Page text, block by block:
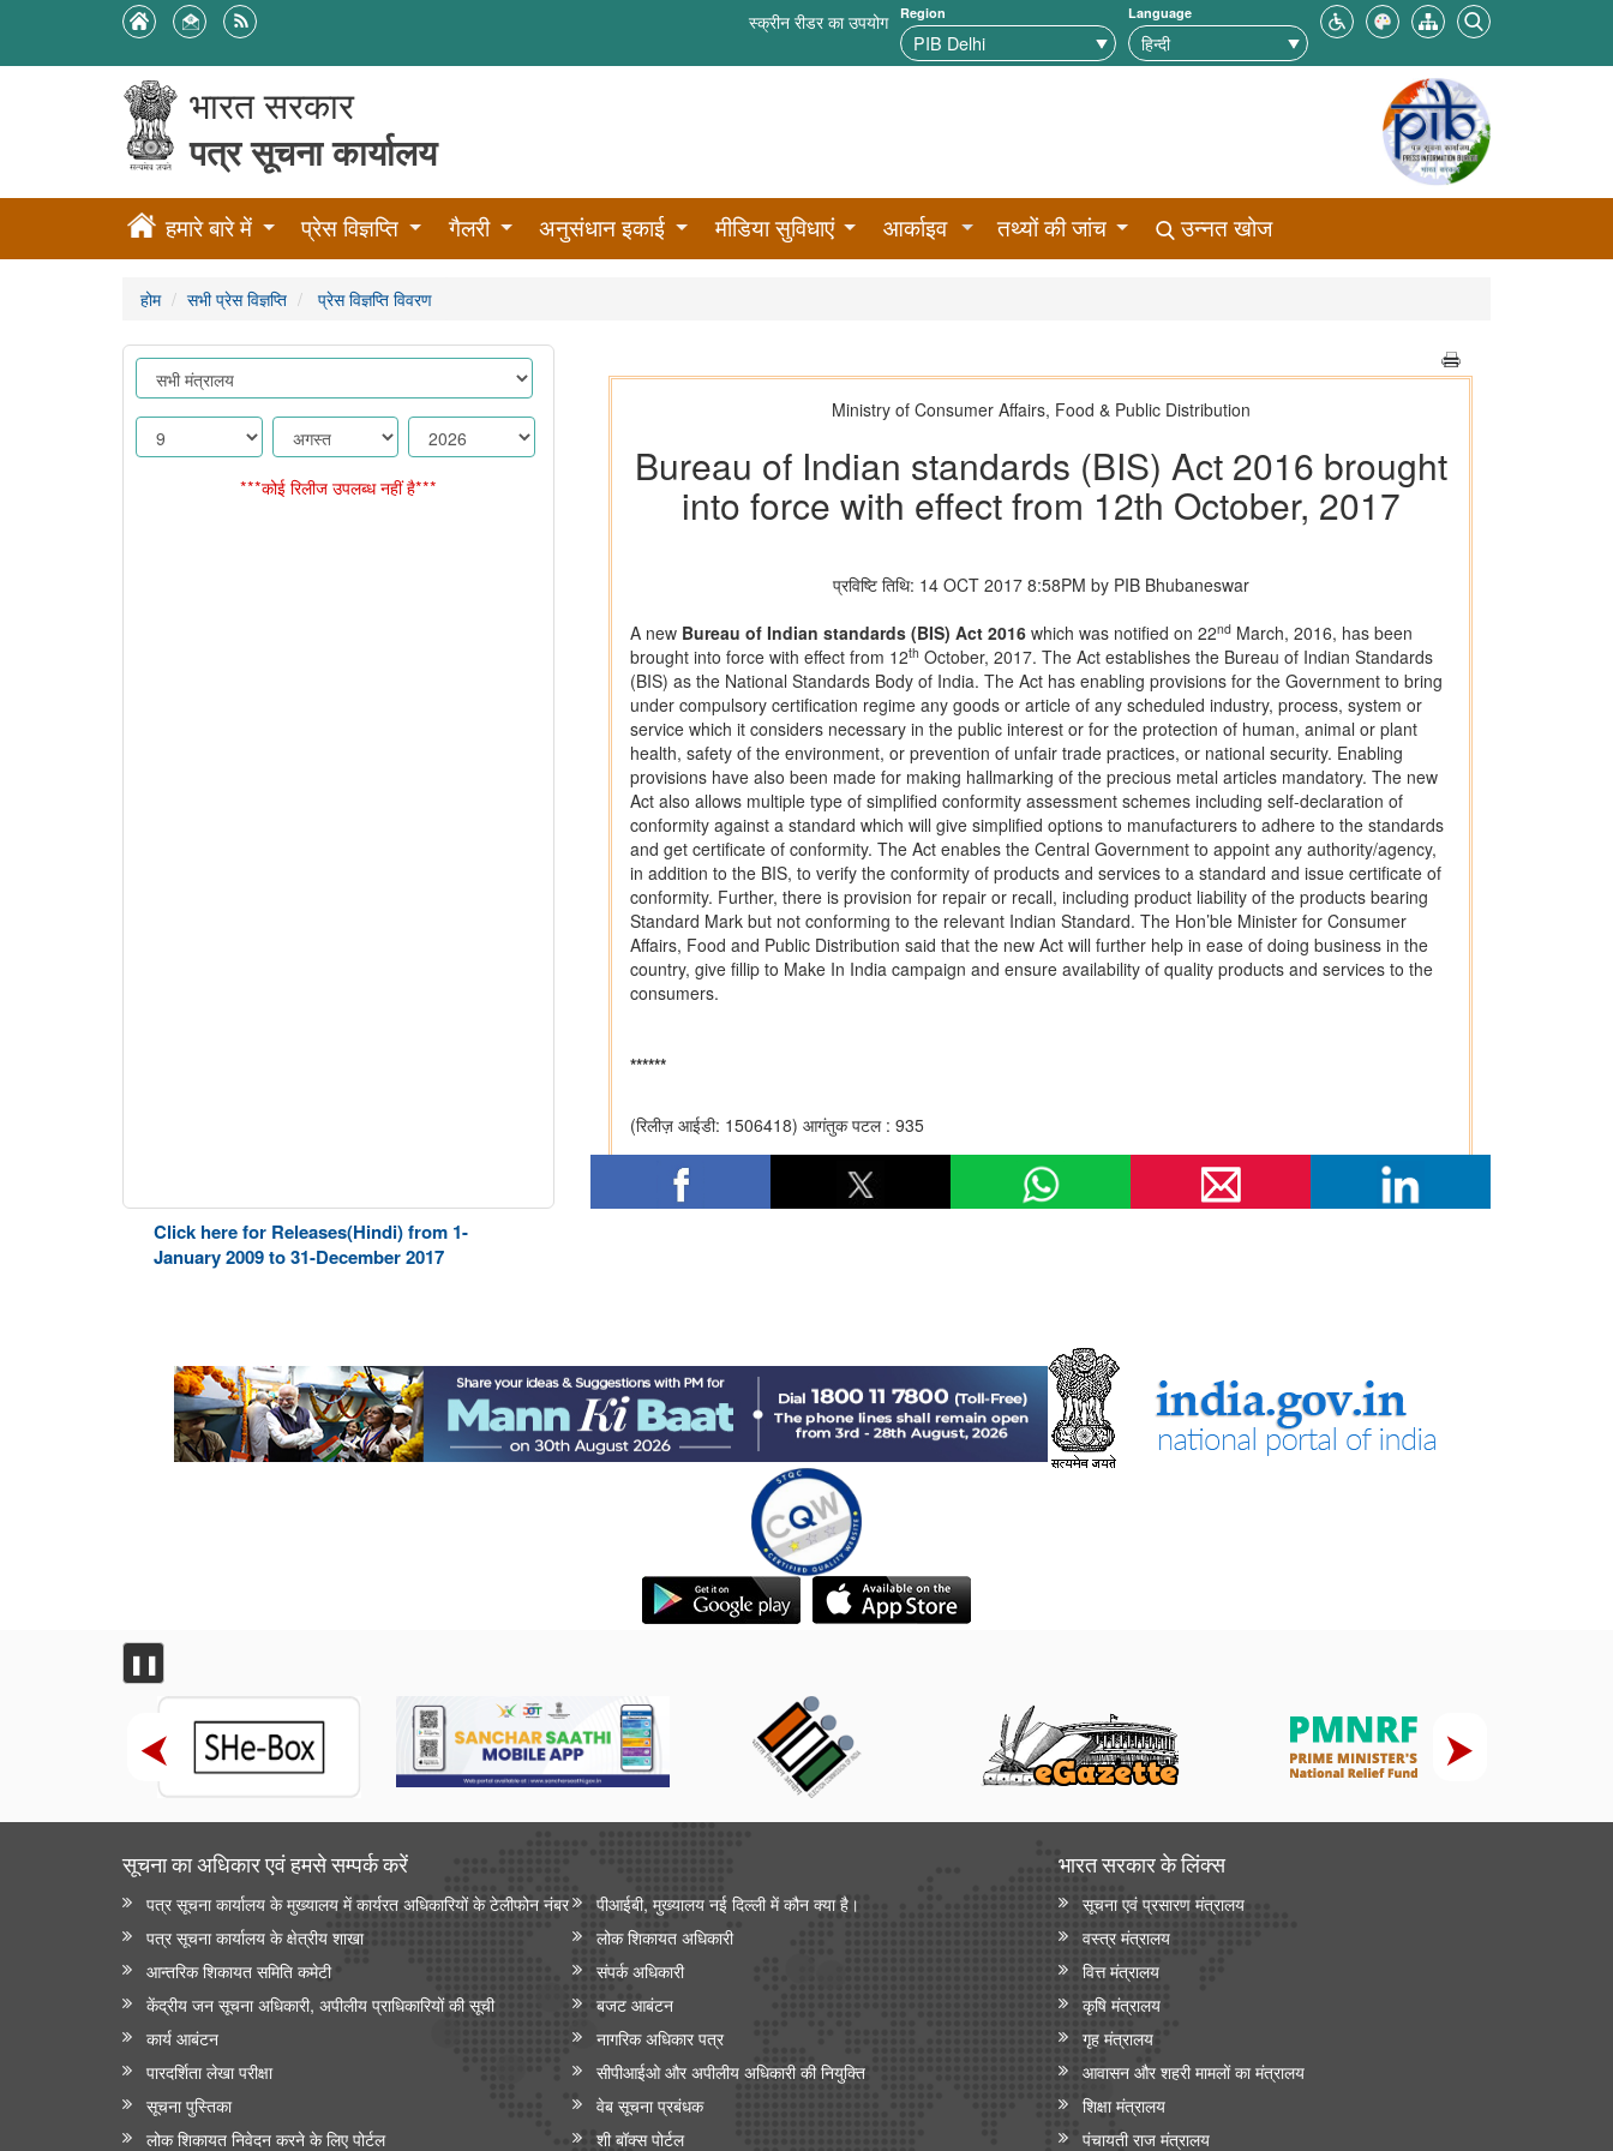
स्क्रीन रीडर का उपयोग Region Language
भारत सरकार
पत्र सूचना कार्यालय
हमारे बारे में प्रेस विज्ञप्ति गैलरी अनुसंधान इकाई मीडिया सुविधाएं आर्काइव तथ्यों की जांच उन्नत खोज
होम सभी प्रेस विज्ञप्ति प्रेस विज्ञप्ति विवरण
***कोई रिलीज उपलब्ध नहीं है***
Click here for Releases(Hindi) from 1-
January 2009 to 31-December 2017
❚❚
सूचना का अधिकार एवं हमसे सम्‍पर्क करें
पत्र सूचना कार्यालय के मुख्यालय में कार्यरत अधिकारियों के टेलीफोन नंबर
पीआईबी, मुख्यालय नई दिल्ली में कौन क्या है।
पत्र सूचना कार्यालय के क्षेत्रीय शाखा
लोक शिकायत अधिकारी
आन्‍तरिक शिकायत समिति कमेटी
संपर्क अधिकारी
केंद्रीय जन सूचना अधिकारी, अपीलीय प्राधिकारियों की सूची
बजट आबंटन
कार्य आबंटन
नागरिक अधिकार पत्र
पारदर्शिता लेखा परीक्षा
सीपीआईओ और अपी‍लीय अधिकारी की नियुक्ति
सूचना पुस्तिका
वेब सूचना प्रबंधक
लोक शिकायत निवेदन करने के लिए पोर्टल
शी बॉक्स पोर्टल
भारत सरकार के लिंक्‍स
सूचना एवं प्रसारण मंत्रालय
वस्त्र मंत्रालय
वित्त मंत्रालय
कृषि मंत्रालय
गृह मंत्रालय
आवासन और शहरी मामलों का मंत्रालय
शिक्षा मंत्रालय
पंचायती राज मंत्रालय